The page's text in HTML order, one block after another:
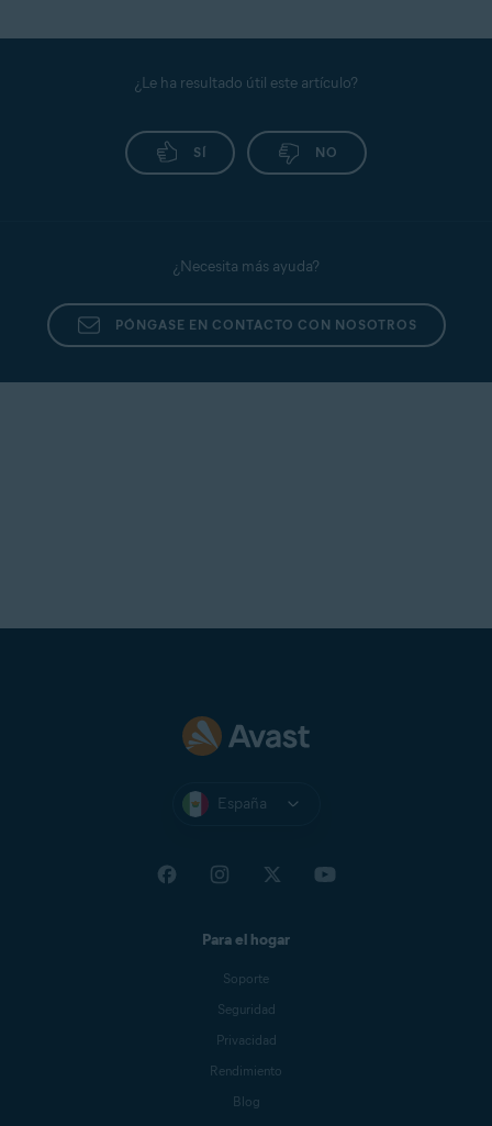
primeros pasos .
¿Le ha resultado útil este artículo?
SÍ NO
¿Necesita más ayuda?
PÓNGASE EN CONTACTO CON NOSOTROS
España
Para el hogar
Soporte
Seguridad
Privacidad
Rendimiento
Blog